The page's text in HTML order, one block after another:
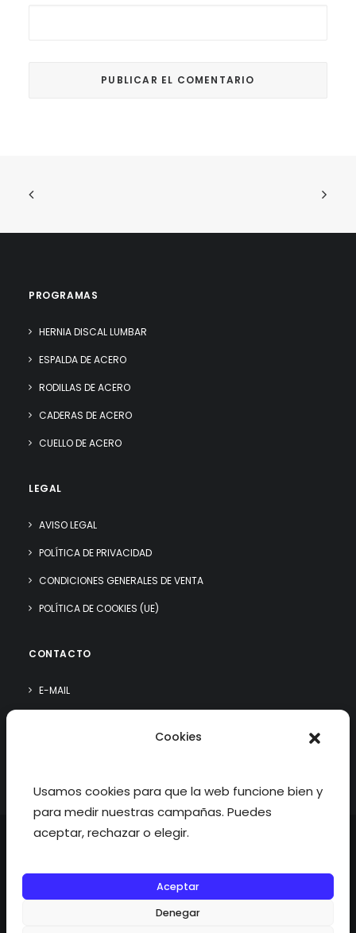
Cookies
Usamos cookies para que la web funcione bien y
para medir nuestras campañas. Puedes
aceptar, rechazar o elegir.
Aceptar
Denegar
PROGRAMAS
HERNIA DISCAL LUMBAR
ESPALDA DE ACERO
RODILLAS DE ACERO
CADERAS DE ACERO
CUELLO DE ACERO
LEGAL
AVISO LEGAL
POLÍTICA DE PRIVACIDAD
CONDICIONES GENERALES DE VENTA
POLÍTICA DE COOKIES (UE)
CONTACTO
E-MAIL
©2026 fisioterapiatualcance todos los derechos reservados.